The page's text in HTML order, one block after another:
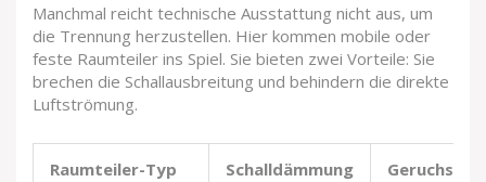
Manchmal reicht technische Ausstattung nicht aus, um
die Trennung herzustellen. Hier kommen mobile oder
feste Raumteiler ins Spiel. Sie bieten zwei Vorteile: Sie
brechen die Schallausbreitung und behindern die direkte
Luftströmung.
Raumteiler-Typ Schalldämmung